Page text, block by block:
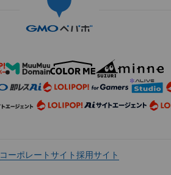
コーポレートサイト採用サイト